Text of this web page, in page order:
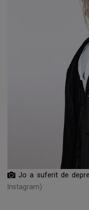
Jo a suferit de
Instagram)